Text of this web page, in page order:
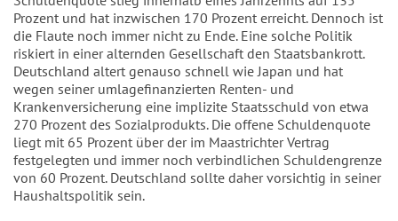
Prozent und hat inzwischen 170 Prozent erreicht. Dennoch ist
die Flaute noch immer nicht zu Ende. Eine solche Politik
riskiert in einer alternden Gesellschaft den Staatsbankrott.
Deutschland altert genauso schnell wie Japan und hat
wegen seiner umlagefinanzierten Renten- und
Krankenversicherung eine implizite Staatsschuld von etwa
270 Prozent des Sozialprodukts. Die offene Schuldenquote
liegt mit 65 Prozent über der im Maastrichter Vertrag
festgelegten und immer noch verbindlichen Schuldengrenze
von 60 Prozent. Deutschland sollte daher vorsichtig in seiner
Haushaltspolitik sein.